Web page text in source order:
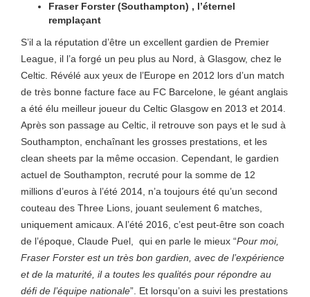
Fraser Forster (Southampton) , l’éternel
remplaçant
S’il a la réputation d’être un excellent gardien de Premier
League, il l’a forgé un peu plus au Nord, à Glasgow, chez le
Celtic. Révélé aux yeux de l’Europe en 2012 lors d’un match
de très bonne facture face au FC Barcelone, le géant anglais
a été élu meilleur joueur du Celtic Glasgow en 2013 et 2014.
Après son passage au Celtic, il retrouve son pays et le sud à
Southampton, enchaînant les grosses prestations, et les
clean sheets par la même occasion. Cependant, le gardien
actuel de Southampton, recruté pour la somme de 12
millions d’euros à l’été 2014, n’a toujours été qu’un second
couteau des Three Lions, jouant seulement 6 matches,
uniquement amicaux. A l’été 2016, c’est peut-être son coach
de l’époque, Claude Puel, qui en parle le mieux “Pour moi,
Fraser Forster est un très bon gardien, avec de l’expérience
et de la maturité, il a toutes les qualités pour répondre au
défi de l’équipe nationale”. Et lorsqu’on a suivi les prestations